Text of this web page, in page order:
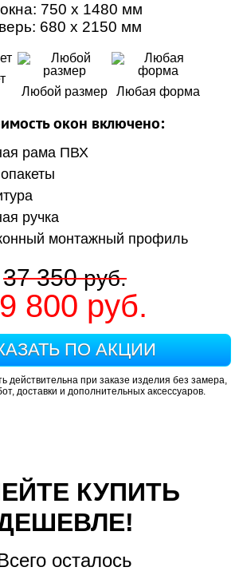
750 х 1480 мм
680 х 2150 мм
Любой размер
Любая форма
окон включено:
рама ПВХ
ручка
монтажный профиль
37 350руб.
800 руб.
ПО АКЦИИ
действительна при заказе изделия без замера,
доставки и дополнительных аксессуаров.
КУПИТЬ
осталось